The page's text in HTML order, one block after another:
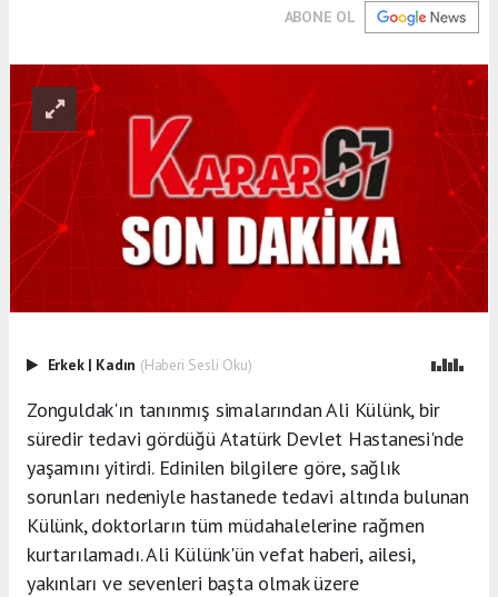
ABONE OL
Erkek | Kadın (Haberi Sesli Oku)
Zonguldak'ın tanınmış simalarından Ali Külünk, bir
süredir tedavi gördüğü Atatürk Devlet Hastanesi'nde
yaşamını yitirdi. Edinilen bilgilere göre, sağlık
sorunları nedeniyle hastanede tedavi altında bulunan
Külünk, doktorların tüm müdahalelerine rağmen
kurtarılamadı. Ali Külünk'ün vefat haberi, ailesi,
yakınları ve sevenleri başta olmak üzere